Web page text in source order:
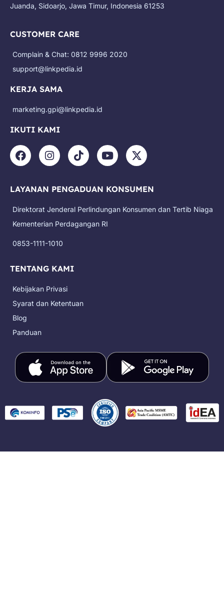
Juanda, Sidoarjo, Jawa Timur, Indonesia 61253
CUSTOMER CARE
Complain & Chat: 0812 9996 2020
support@linkpedia.id
KERJA SAMA
marketing.gpi@linkpedia.id
IKUTI KAMI
F
a
b
o
k
I
n
a
r
a
T
i
o
Y
o
u
e
X
-
i
t
LAYANAN PENGADUAN KONSUMEN
Direktorat Jenderal Perlindungan Konsumen dan Tertib Niaga
Kementerian Perdagangan RI
0853-1111-1010
TENTANG KAMI
Kebijakan Privasi
Syarat dan Ketentuan
Blog
Panduan